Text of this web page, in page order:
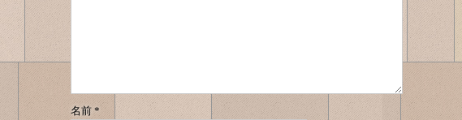
ン
名前 *